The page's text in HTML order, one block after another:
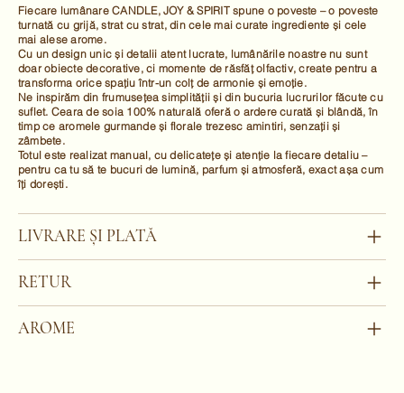
Fiecare lumânare CANDLE, JOY & SPIRIT spune o poveste – o poveste
turnată cu grijă, strat cu strat, din cele mai curate ingrediente și cele
mai alese arome.
Cu un design unic și detalii atent lucrate, lumânările noastre nu sunt
doar obiecte decorative, ci momente de răsfăț olfactiv, create pentru a
transforma orice spațiu într-un colț de armonie și emoție.
Ne inspirăm din frumusețea simplității și din bucuria lucrurilor făcute cu
suflet. Ceara de soia 100% naturală oferă o ardere curată și blândă, în
timp ce aromele gurmande și florale trezesc amintiri, senzații și
zâmbete.
Totul este realizat manual, cu delicatețe și atenție la fiecare detaliu –
pentru ca tu să te bucuri de lumină, parfum și atmosferă, exact așa cum
îți dorești.
LIVRARE ȘI PLATĂ
RETUR
AROME